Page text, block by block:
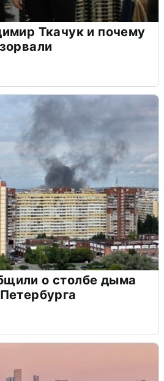
Ткачук и почему
о столбе дыма